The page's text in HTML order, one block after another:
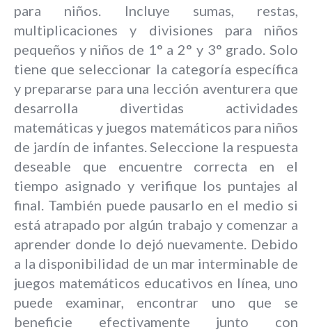
para niños. Incluye sumas, restas,
multiplicaciones y divisiones para niños
pequeños y niños de 1° a 2° y 3° grado. Solo
tiene que seleccionar la categoría específica
y prepararse para una lección aventurera que
desarrolla divertidas actividades
matemáticas y juegos matemáticos para niños
de jardín de infantes. Seleccione la respuesta
deseable que encuentre correcta en el
tiempo asignado y verifique los puntajes al
final. También puede pausarlo en el medio si
está atrapado por algún trabajo y comenzar a
aprender donde lo dejó nuevamente. Debido
a la disponibilidad de un mar interminable de
juegos matemáticos educativos en línea, uno
puede examinar, encontrar uno que se
beneficie efectivamente junto con